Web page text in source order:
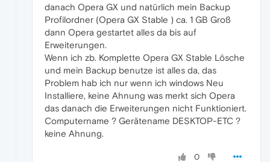
danach Opera GX und natürlich mein Backup
Profilordner (Opera GX Stable ) ca. 1 GB Groß
dann Opera gestartet alles da bis auf
Erweiterungen.
Wenn ich zb. Komplette Opera GX Stable Lösche
und mein Backup benutze ist alles da, das
Problem hab ich nur wenn ich windows Neu
Installiere, keine Ahnung was merkt sich Opera
das danach die Erweiterungen nicht Funktioniert.
Computername ? Gerätename DESKTOP-ETC ?
keine Ahnung.
0